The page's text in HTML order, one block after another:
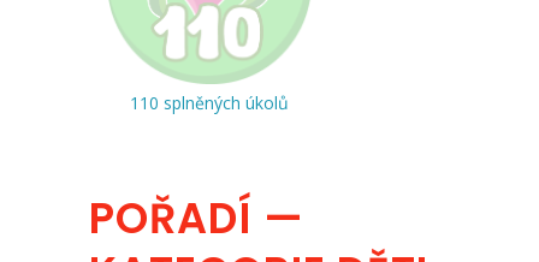
110 splněných úkolů
POŘADÍ —